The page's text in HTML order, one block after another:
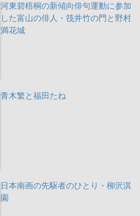
河東碧梧桐の新傾向俳句運動に参加
した富山の俳人・筏井竹の門と野村
満花城
青木繁と福田たね
日本南画の先駆者のひとり・柳沢淇
園